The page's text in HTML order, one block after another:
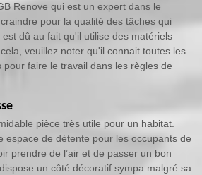
Renove qui est un expert dans le
pour la qualité des tâches qui
dû au fait qu'il utilise des matériels
veuillez noter qu'il connait toutes les
faire le travail dans les règles de
pièce très utile pour un habitat.
espace de détente pour les occupants de
prendre de l’air et de passer un bon
un côté décoratif sympa malgré sa